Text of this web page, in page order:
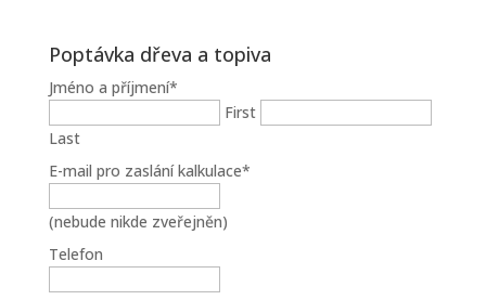
Poptávka dřeva a topiva
Jméno a příjmení*
First
Last
E-mail pro zaslání kalkulace*
(nebude nikde zveřejněn)
Telefon